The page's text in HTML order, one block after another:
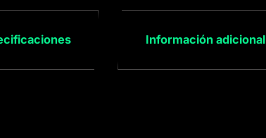
Información adicional